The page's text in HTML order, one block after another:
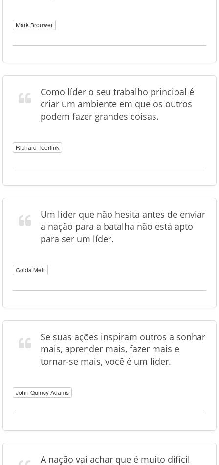
Mark Brouwer
Como líder o seu trabalho principal é
criar um ambiente em que os outros
podem fazer grandes coisas.
Richard Teerlink
Um líder que não hesita antes de enviar
a nação para a batalha não está apto
para ser um líder.
Golda Meir
Se suas ações inspiram outros a sonhar
mais, aprender mais, fazer mais e
tornar-se mais, você é um líder.
John Quincy Adams
A nação vai achar que é muito difícil